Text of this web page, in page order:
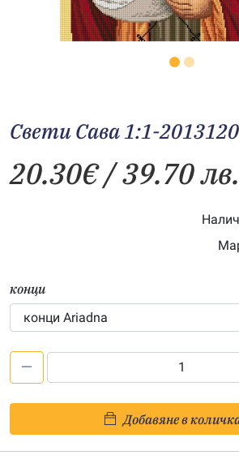
Свети Сава 1:1-
20.30€/ 39.70 лв.
конци
Сава
1:1-
Добавяне в